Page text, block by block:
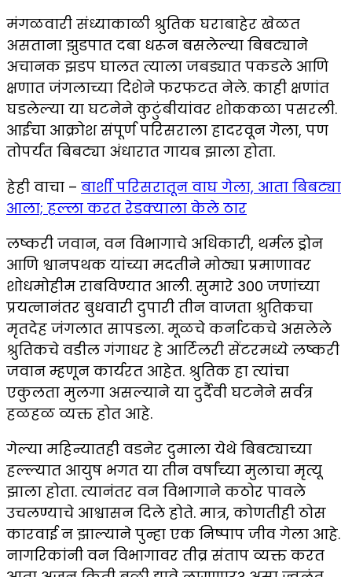
मंगळवारी संध्याकाळी श्रुतिक घराबाहेर खेळत
असताना झुडपात दबा धरून बसलेल्या बिबट्याने
अचानक झडप घालत त्याला जबड्यात पकडले आणि
क्षणात जंगलाच्या दिशेने फरफटत नेले. काही क्षणांत
घडलेल्या या घटनेने कुटुंबीयांवर शोककळा पसरली.
आईचा आक्रोश संपूर्ण परिसराला हादरवून गेला, पण
तोपर्यंत बिबट्या अंधारात गायब झाला होता.
हेही वाचा – बार्शी परिसरातून वाघ गेला, आता बिबट्या
आला; हल्ला करत रेडक्याला केले ठार
लष्करी जवान, वन विभागाचे अधिकारी, थर्मल ड्रोन
आणि श्वानपथक यांच्या मदतीने मोठ्या प्रमाणावर
शोधमोहीम राबविण्यात आली. सुमारे 300 जणांच्या
प्रयत्नानंतर बुधवारी दुपारी तीन वाजता श्रुतिकचा
मृतदेह जंगलात सापडला. मूळचे कर्नाटकचे असलेले
श्रुतिकचे वडील गंगाधर हे आर्टिलरी सेंटरमध्ये लष्करी
जवान म्हणून कार्यरत आहेत. श्रुतिक हा त्यांचा
एकुलता मुलगा असल्याने या दुर्दैवी घटनेने सर्वत्र
हळहळ व्यक्त होत आहे.
गेल्या महिन्यातही वडनेर दुमाला येथे बिबट्याच्या
हल्ल्यात आयुष भगत या तीन वर्षांच्या मुलाचा मृत्यू
झाला होता. त्यानंतर वन विभागाने कठोर पावले
उचलण्याचे आश्वासन दिले होते. मात्र, कोणतीही ठोस
कारवाई न झाल्याने पुन्हा एक निष्पाप जीव गेला आहे.
नागरिकांनी वन विभागावर तीव्र संताप व्यक्त करत